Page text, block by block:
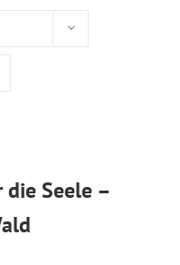
Seele –